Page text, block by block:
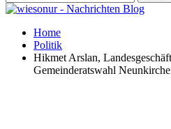
Home
Politik
Hikmet Arslan,
Gemeinderatswahl